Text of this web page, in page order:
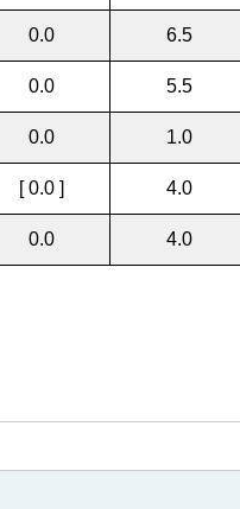
0.0 6.5
0.0 5.5
0.0 1.0
[ 0.0 ] 4.0
0.0 4.0